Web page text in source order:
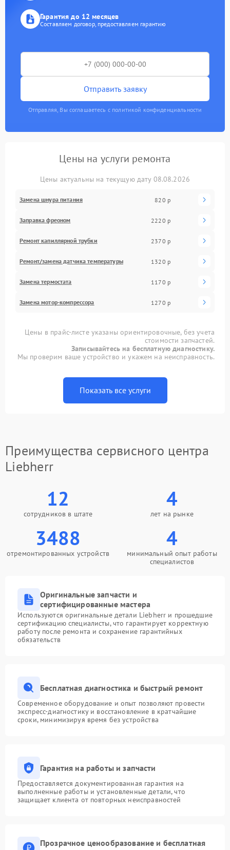
Гарантия до 12 месяцев
Составляем договор, предоставляем гарантию
Отправить заявку
Отправляя, Вы соглашаетесь с политикой конфиденциальности
Цены на услуги ремонта
Цены актуальны на текущую дату 08.08.2026
Замена шнура питания 820 р
Заправка фреоном 2220 р
Ремонт капиллярной трубки 2370 р
Ремонт/замена датчика температуры 1320 р
Замена термостата 1170 р
Замена мотор-компрессора 1270 р
Цены в прайс-листе указаны ориентировочные, без учета
стоимости запчастей.
Записывайтесь на бесплатную диагностику.
Мы проверим ваше устройство и укажем на неисправность.
Показать все услуги
Преимущества сервисного центра
Liebherr
12
сотрудников в штате
4
лет на рынке
3488
отремонтированных устройств
4
минимальный опыт работы
специалистов
Оригинальные запчасти и
сертифицированные мастера
Используются оригинальные детали Liebherr и прошедшие
сертификацию специалисты, что гарантирует корректную
работу после ремонта и сохранение гарантийных
обязательств
Бесплатная диагностика и быстрый ремонт
Современное оборудование и опыт позволяют провести
экспресс-диагностику и восстановление в кратчайшие
сроки, минимизируя время без устройства
Гарантия на работы и запчасти
Предоставляется документированная гарантия на
выполненные работы и установленные детали, что
защищает клиента от повторных неисправностей
Прозрачное ценообразование и бесплатная